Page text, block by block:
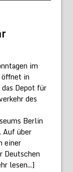
im
in
Depot für
des
Berlin
Auf über
einer
Deutschen
lesen...]